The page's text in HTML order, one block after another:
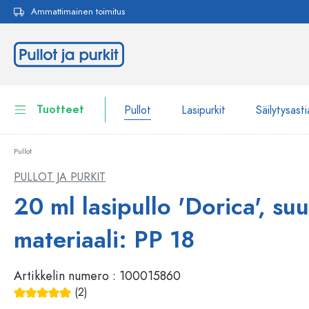
Siirry päänavigointiin
Ammattimainen toimitus
Tuotteet Pullot Lasipurkit
Lasipurkit
Kosmetiikka-astiat
Pullot tuotemerkin mukaan
WECK-Lasipullot
Pullot
PULLOT JA PURKIT
20 ml lasipullo 'Dorica',
materiaali: PP 18
Artikkelin numero : 100015860
(2)